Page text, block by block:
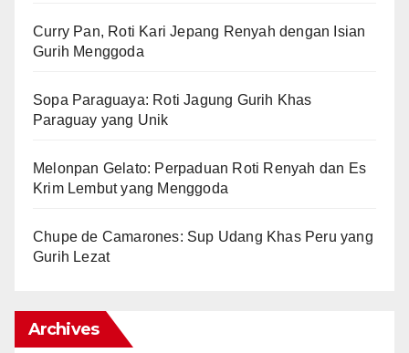
Curry Pan, Roti Kari Jepang Renyah dengan Isian
Gurih Menggoda
Sopa Paraguaya: Roti Jagung Gurih Khas
Paraguay yang Unik
Melonpan Gelato: Perpaduan Roti Renyah dan Es
Krim Lembut yang Menggoda
Chupe de Camarones: Sup Udang Khas Peru yang
Gurih Lezat
Archives